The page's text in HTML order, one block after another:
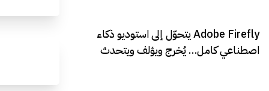
Adobe Firefly يتحوّل إلى استوديو ذكاء
اصطناعي كامل… يُخرج ويؤلف ويتحدث